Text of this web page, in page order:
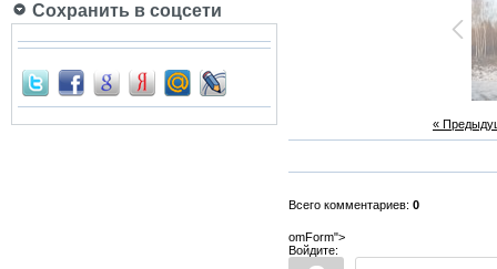
Сохранить в соцсети
«
Всего комментариев: 0
omForm">
Войдите: